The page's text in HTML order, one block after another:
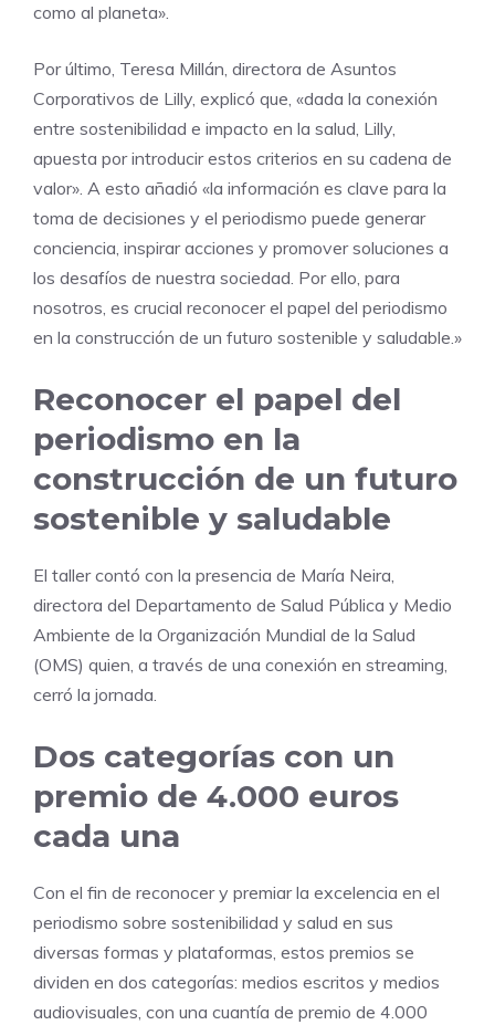
como al planeta».
Por último, Teresa Millán, directora de Asuntos
Corporativos de Lilly, explicó que, «dada la conexión
entre sostenibilidad e impacto en la salud, Lilly,
apuesta por introducir estos criterios en su cadena de
valor». A esto añadió «la información es clave para la
toma de decisiones y el periodismo puede generar
conciencia, inspirar acciones y promover soluciones a
los desafíos de nuestra sociedad. Por ello, para
nosotros, es crucial reconocer el papel del periodismo
en la construcción de un futuro sostenible y saludable.»
Reconocer el papel del
periodismo en la
construcción de un futuro
sostenible y saludable
El taller contó con la presencia de María Neira,
directora del Departamento de Salud Pública y Medio
Ambiente de la Organización Mundial de la Salud
(OMS) quien, a través de una conexión en streaming,
cerró la jornada.
Dos categorías con un
premio de 4.000 euros
cada una
Con el fin de reconocer y premiar la excelencia en el
periodismo sobre sostenibilidad y salud en sus
diversas formas y plataformas, estos premios se
dividen en dos categorías: medios escritos y medios
audiovisuales, con una cuantía de premio de 4.000